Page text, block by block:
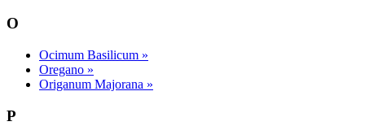
O
Ocimum Basilicum »
Oregano »
Origanum Majorana »
P